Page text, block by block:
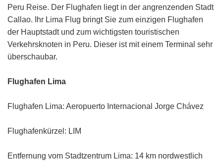
Peru Reise. Der Flughafen liegt in der angrenzenden Stadt
Callao. Ihr Lima Flug bringt Sie zum einzigen Flughafen
der Hauptstadt und zum wichtigsten touristischen
Verkehrsknoten in Peru. Dieser ist mit einem Terminal sehr
überschaubar.
Flughafen Lima
Flughafen Lima: Aeropuerto Internacional Jorge Chávez
Flughafenkürzel: LIM
Entfernung vom Stadtzentrum Lima: 14 km nordwestlich